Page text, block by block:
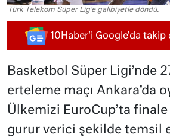
Türk Telekom Süper Lig'e galibiyetle döndü.
10Haber'i Google'da takip
Basketbol Süper Ligi’nde
erteleme maçı Ankara’da
Ülkemizi EuroCup’ta
gurur verici şekilde temsil